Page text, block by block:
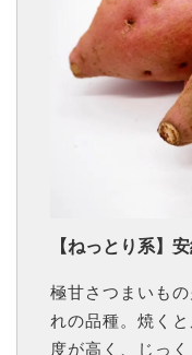
【ねっとり系】
極甘さつまいも
れの品種。焼く
度が高く、じっ